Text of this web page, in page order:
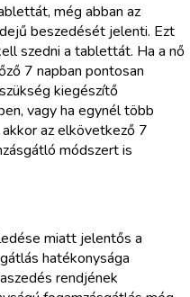
még abban az
beszedését jelenti. Ezt
szedni a tablettát. Ha a nő
7 napban pontosan
kiegészítő
vagy ha egynél több
az elkövetkező 7
módszert is
miatt jelentős a
hatékonysága
rendjének